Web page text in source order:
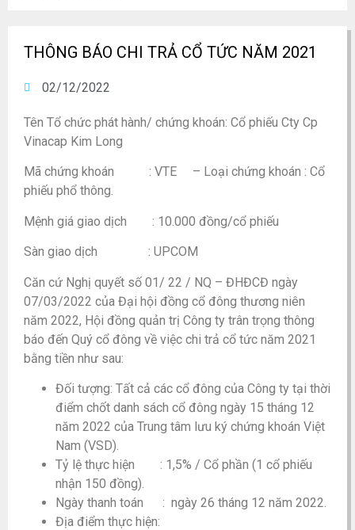
THÔNG BÁO CHI TRẢ CỔ TỨC NĂM 2021
02/12/2022
Tên Tổ chức phát hành/ chứng khoán: Cổ phiếu Cty Cp
Vinacap Kim Long
Mã chứng khoán : VTE – Loại chứng khoán : Cổ
phiếu phổ thông.
Mệnh giá giao dịch : 10.000 đồng/cổ phiếu
Sàn giao dịch : UPCOM
Căn cứ Nghị quyết số 01/ 22 / NQ – ĐHĐCĐ ngày
07/03/2022 của Đại hội đồng cổ đông thương niên
năm 2022, Hội đồng quản trị Công ty trân trọng thông
báo đến Quý cổ đông về việc chi trả cổ tức năm 2021
bằng tiền như sau:
Đối tượng: Tất cả các cổ đông của Công ty tại thời
điểm chốt danh sách cổ đông ngày 15 tháng 12
năm 2022 của Trung tâm lưu ký chứng khoán Việt
Nam (VSD).
Tỷ lệ thực hiện : 1,5% / Cổ phần (1 cổ phiếu
nhận 150 đồng).
Ngày thanh toán : ngày 26 tháng 12 năm 2022.
Địa điểm thực hiện: